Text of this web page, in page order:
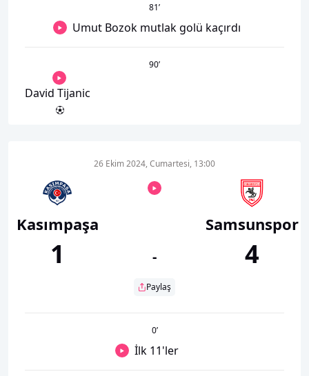
81’
Umut Bozok mutlak golü kaçırdı
90’
David Tijanic
Kasımpaşa
1
26 Ekim 2024, Cumartesi, 13:00
-
Paylaş
Samsunspor
4
0’
İlk 11'ler